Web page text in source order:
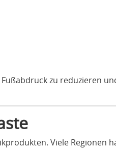
zu reduzieren
Viele Regionen